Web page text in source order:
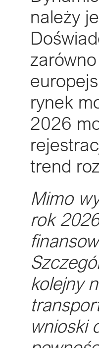
należy
rynek
2026
trend
Mimo
rok
kolejny
wnioski